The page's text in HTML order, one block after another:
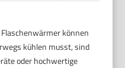
können
kühlen musst, sind
oder hochwertige